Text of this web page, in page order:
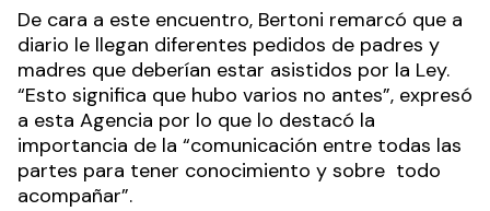
De cara a este encuentro, Bertoni remarcó que a
diario le llegan diferentes pedidos de padres y
madres que deberían estar asistidos por la Ley.
“Esto significa que hubo varios no antes”, expresó
a esta Agencia por lo que lo destacó la
importancia de la “comunicación entre todas las
partes para tener conocimiento y sobre todo
acompañar”.